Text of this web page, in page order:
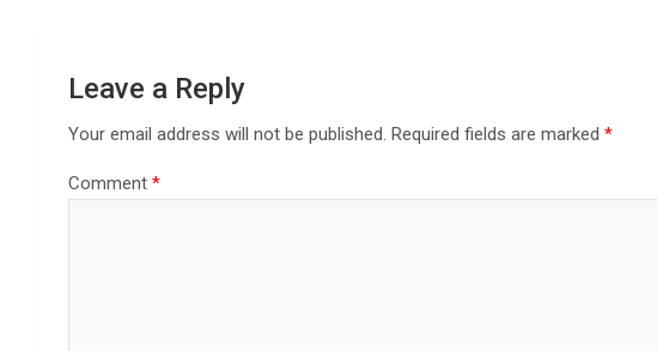
Leave a Reply
Your email address will not be published. Required fields are marked *
Comment *